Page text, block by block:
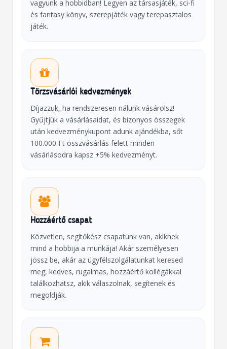
vagyunk a hobbidban! Legyen az társasjáték, sci-fi
és fantasy könyv, szerepjáték vagy terepasztalos
játék.
Törzsvásárlói kedvezmények
Díjazzuk, ha rendszeresen nálunk vásárolsz!
Gyűjtjük a vásárlásaidat, és bizonyos összegek
után kedvezménykupont adunk ajándékba, sőt
100.000 Ft összvásárlás felett minden
vásárlásodra kapsz +5% kedvezményt.
Hozzáértő csapat
Közvetlen, segítőkész csapatunk van, akiknek
mind a hobbija a munkája! Akár személyesen
jössz be, akár az ügyfélszolgálatunkat keresed
meg, kedves, rugalmas, hozzáértő kollégákkal
találkozhatsz, akik válaszolnak, segítenek és
megoldják.